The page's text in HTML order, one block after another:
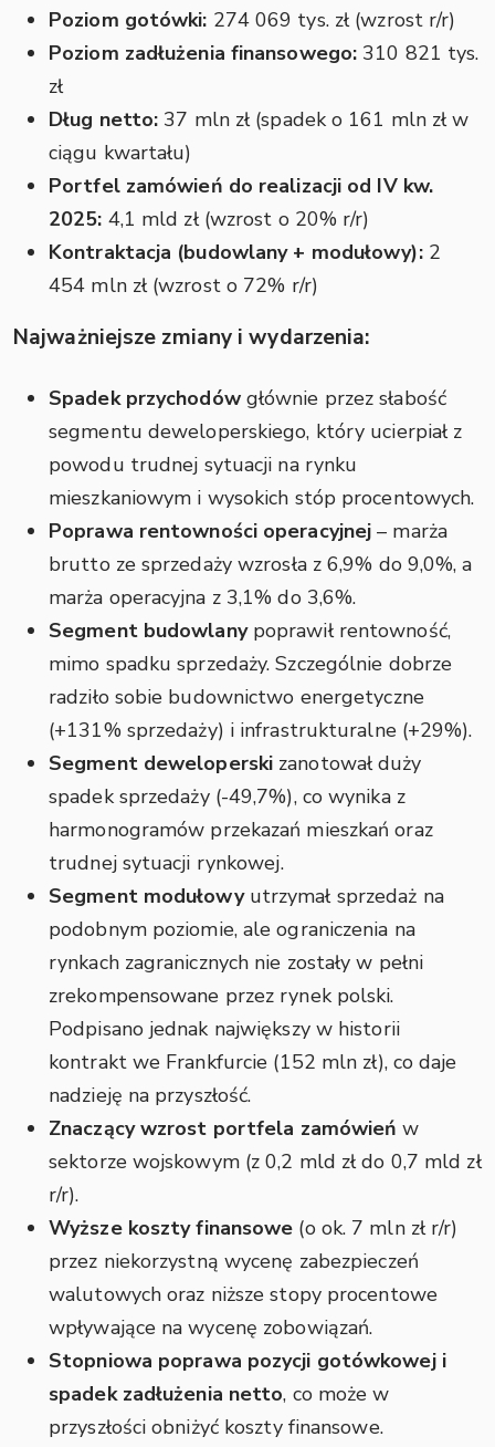
Poziom gotówki: 274 069 tys. zł (wzrost r/r)
Poziom zadłużenia finansowego: 310 821 tys.
zł
Dług netto: 37 mln zł (spadek o 161 mln zł w
ciągu kwartału)
Portfel zamówień do realizacji od IV kw.
2025: 4,1 mld zł (wzrost o 20% r/r)
Kontraktacja (budowlany + modułowy):2
454 mln zł (wzrost o 72% r/r)
Najważniejsze zmiany i wydarzenia:
Spadek przychodówgłównie przez słabość
segmentu deweloperskiego, który ucierpiał z
powodu trudnej sytuacji na rynku
mieszkaniowym i wysokich stóp procentowych.
Poprawa rentowności operacyjnej – marża
brutto ze sprzedaży wzrosła z 6,9% do 9,0%, a
marża operacyjna z 3,1% do 3,6%.
Segment budowlanypoprawił rentowność,
mimo spadku sprzedaży. Szczególnie dobrze
radziło sobie budownictwo energetyczne
(+131% sprzedaży) i infrastrukturalne (+29%).
Segment deweloperski zanotował duży
spadek sprzedaży (-49,7%), co wynika z
harmonogramów przekazań mieszkań oraz
trudnej sytuacji rynkowej.
Segment modułowyutrzymał sprzedaż na
podobnym poziomie, ale ograniczenia na
rynkach zagranicznych nie zostały w pełni
zrekompensowane przez rynek polski.
Podpisano jednak największy w historii
kontrakt we Frankfurcie (152 mln zł), co daje
nadzieję na przyszłość.
Znaczący wzrost portfela zamówień w
sektorze wojskowym (z 0,2 mld zł do 0,7 mld zł
r/r).
Wyższe koszty finansowe (o ok. 7 mln zł r/r)
przez niekorzystną wycenę zabezpieczeń
walutowych oraz niższe stopy procentowe
wpływające na wycenę zobowiązań.
Stopniowa poprawa pozycji gotówkowej i
spadek zadłużenia netto, co może w
przyszłości obniżyć koszty finansowe.